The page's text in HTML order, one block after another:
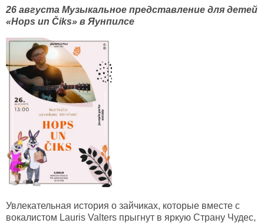
26 августа Музыкальное представление для детей
«Hops un Čiks» в Яунпилсе
Увлекательная история о зайчиках, которые вместе с
вокалистом Lauris Valters прыгнут в яркую Страну Чудес,